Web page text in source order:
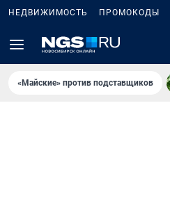
НЕДВИЖИМОСТЬ ПРОМОКОДЫ
«Майские» против подставщиков